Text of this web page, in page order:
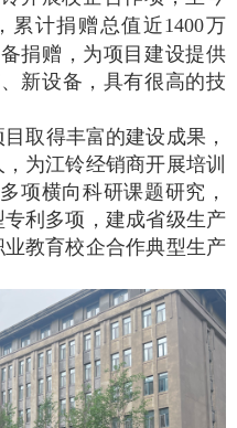
累计捐赠总值近1400万
捐赠，为项目建设提供
新设备，具有很高的技
取得丰富的建设成果，
，为江铃经销商开展培训
项横向科研课题研究，
利多项，建成省级生产
教育校企合作典型生产